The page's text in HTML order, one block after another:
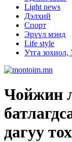
Light news
Дэлхий
Спорт
Эрүүл мэнд
Life style
Утга зохиол,
Чойжин
дагуу